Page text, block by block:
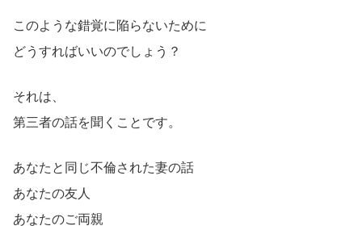
このような錯覚に陥らないために
どうすればいいのでしょう？
それは、
第三者の話を聞くことです。
あなたと同じ不倫された妻の話
あなたの友人
あなたのご両親